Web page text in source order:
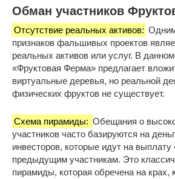
Обман участников
Отсутствие реальных активов:
признаков фальшивых проектов
реальных активов или услуг. В
«Фруктовая Ферма» предлагает
виртуальные деревья, но реальной
физических фруктов не существует.
Схема пирамиды: Обещания о
участников часто базируются на
инвесторов, которые идут на
предыдущим участникам. Это
пирамиды, которая обречена на крах,